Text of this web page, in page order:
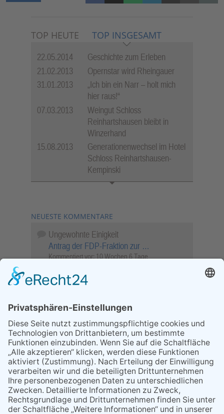
TOP HEUTE TOP INSGESAMT
22.05.2014
Geschichte zum Erleben
21.02.2013
Opernstar wird Rheingauer
31.01.2013
„Ich bin ein Narr – holt mich
hier raus!“
07.03.2013
Weingut Schloss
Reinhartshausen bleibt in
Winzerhand
15.08.2013
Generationenwechsel im Hotel
Schloss Reinhartshausen-
Kempinski
NEUESTE KOMMENTARE
Ungewohnte Einigkeit
Antrag der FDP-Fraktion zur …
Kommentiert vor: 10 Wochen 6 Tage
Objekt …
Kommentiert vor: 26 Wochen 1 Tag
Sperrung für Wassersportler schlägt hohe
Wellen
Sperrung der Stillgewässer
Kommentiert vor:1 Jahr 50 Wochen
Literarischer Rückblick
Alte Schule
Kommentiert vor:3 Jahre 18 Wochen
Abschaltung der Straßenbeleuchtung
Abschaltung der Strassenbeleuchtung